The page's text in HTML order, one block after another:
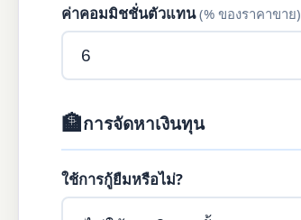
ค่าคอมมิชชั่นตัวแทน(% ของราคาขาย)
🏦การจัดหาเงินทุน
ใช้การกู้ยืมหรือไม่?